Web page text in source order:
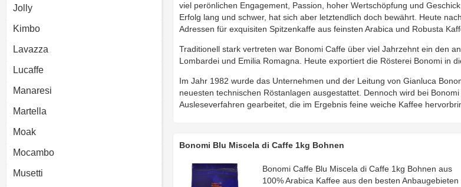
Jolly
Kimbo
Lavazza
Lucaffe
Manaresi
Martella
Moak
Mocambo
Musetti
viel perönlichen Engagement, Passion, hoher Wertschöpfung und
Erfolg lang und schwer, hat sich aber letztendlich doch bewährt. Heute
Adressen für exquisiten Spitzenkaffe aus feinsten Arabica und Robusta
Traditionell stark vertreten war Bonomi Caffe über viel Jahrzehnt ein den
Lombardei und Emilia Romagna. Heute exportiert die Rösterei Bonomi in
Im Jahr 1982 wurde das Unternehmen und der Leitung von Gianluca
neuesten technischen Röstanlagen ausgestattet. Dennoch wird bei
Ausleseverfahren gearbeitet, die im Ergebnis feine weiche Kaffee
Bonomi Blu Miscela di Caffe 1kg Bohnen
Bonomi Caffe Blu Miscela di Caffe 1kg Bohnen aus
100% Arabica Kaffee aus den besten Anbaugebieten